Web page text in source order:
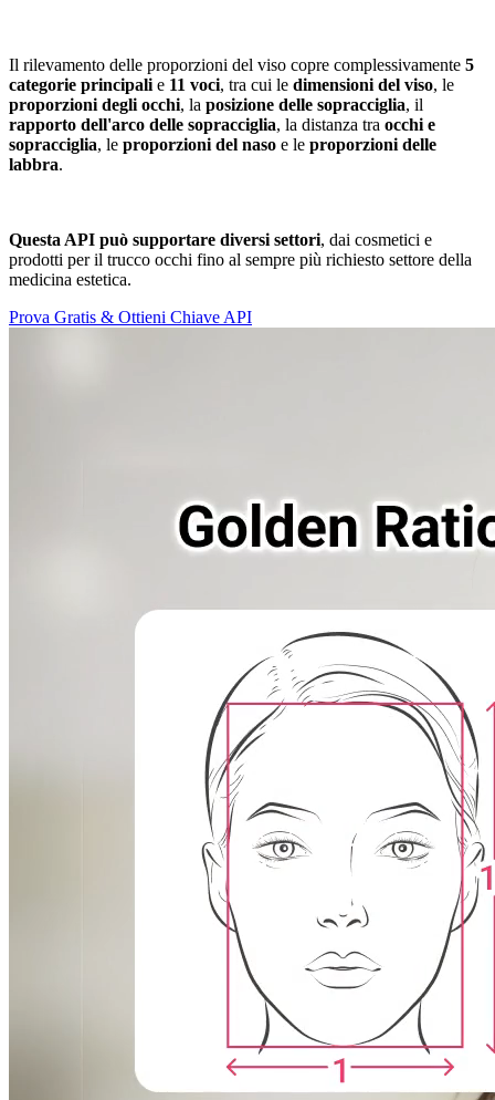
Il rilevamento delle proporzioni del viso copre complessivamente 5
categorie principali e 11 voci, tra cui le dimensioni del viso, le
proporzioni degli occhi, la posizione delle sopracciglia, il
rapporto dell'arco delle sopracciglia, la distanza tra occhi e
sopracciglia, le proporzioni del naso e le proporzioni delle
labbra.
Questa API può supportare diversi settori, dai cosmetici e
prodotti per il trucco occhi fino al sempre più richiesto settore della
medicina estetica.
Prova Gratis & Ottieni Chiave API